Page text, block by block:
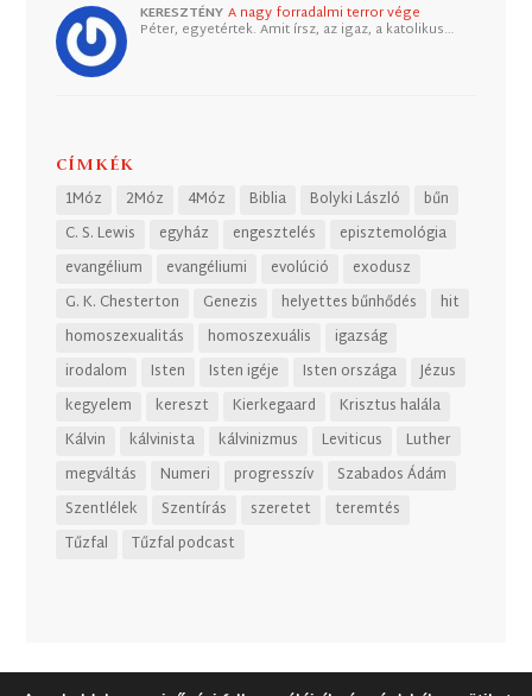
KERESZTÉNY A nagy forradalmi terror vége
Péter, egyetértek. Amit írsz, az igaz, a katolikus…
CÍMKÉK
1Móz 2Móz 4Móz Biblia Bolyki László
bűn
C. S. Lewis
egyház engesztelés
episztemológia
evangélium
evangéliumi evolúció
exodusz
G. K. Chesterton
Genezis helyettes bűnhődés
hit
homoszexualitás
homoszexuális
igazság
irodalom
Isten Isten igéje Isten országa
Jézus
kegyelem
kereszt Kierkegaard
Krisztus halála
Kálvin
kálvinista kálvinizmus Leviticus
Luther
megváltás
Numeri progresszív
Szabados Ádám
Szentlélek
Szentírás szeretet
teremtés
Tűzfal
Tűzfal podcast